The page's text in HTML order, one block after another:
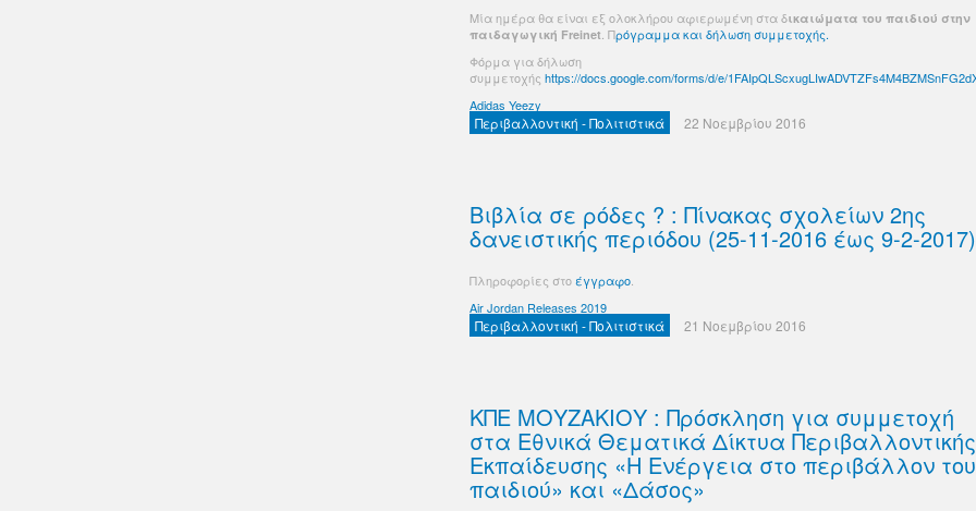
Μία ημέρα θα είναι εξ ολοκλήρου αφιερωμένη στα δικαιώματα του παιδιού στην
παιδαγωγική Freinet . Πρόγραμμα και δήλωση συμμετοχής.
Φόρμα για δήλωση
συμμετοχής https://docs.google.com/forms/d/e/
Adidas Yeezy
Περιβαλλοντική - Πολιτιστικά 22 Νοεμβρίου 2016
Βιβλία σε ρόδες ? : Πίνακας σχολείων 2ης
δανειστικής περιόδου (25-11-2016 έως 9-2-2017)
Πληροφορίες στοέγγραφο
Air Jordan Releases 2019
Περιβαλλοντική - Πολιτιστικά 21 Νοεμβρίου 2016
ΚΠΕ ΜΟΥΖΑΚΙΟΥ : Πρόσκληση για συμμετοχή
στα Εθνικά Θεματικά Δίκτυα Περιβαλλοντικής
Εκπαίδευσης «Η Ενέργεια στο περιβάλλον του
παιδιού» και «Δάσος»